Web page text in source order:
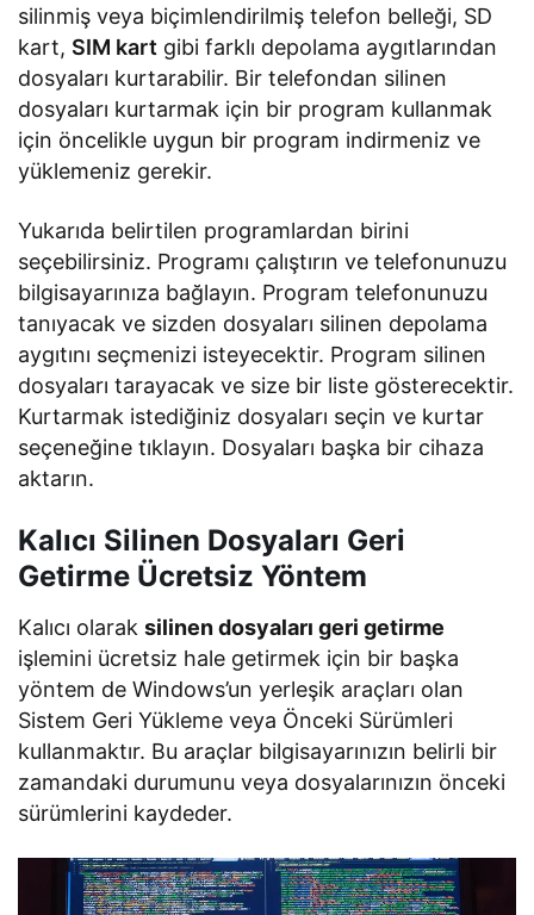
silinmiş veya biçimlendirilmiş telefon belleği, SD
kart, SIM kart gibi farklı depolama aygıtlarından
dosyaları kurtarabilir. Bir telefondan silinen
dosyaları kurtarmak için bir program kullanmak
için öncelikle uygun bir program indirmeniz ve
yüklemeniz gerekir.
Yukarıda belirtilen programlardan birini
seçebilirsiniz. Programı çalıştırın ve telefonunuzu
bilgisayarınıza bağlayın. Program telefonunuzu
tanıyacak ve sizden dosyaları silinen depolama
aygıtını seçmenizi isteyecektir. Program silinen
dosyaları tarayacak ve size bir liste gösterecektir.
Kurtarmak istediğiniz dosyaları seçin ve kurtar
seçeneğine tıklayın. Dosyaları başka bir cihaza
aktarın.
Kalıcı Silinen Dosyaları Geri
Getirme Ücretsiz Yöntem
Kalıcı olaraksilinen dosyaları geri getirme
işlemini ücretsiz hale getirmek için bir başka
yöntem de Windows’un yerleşik araçları olan
Sistem Geri Yükleme veya Önceki Sürümleri
kullanmaktır. Bu araçlar bilgisayarınızın belirli bir
zamandaki durumunu veya dosyalarınızın önceki
sürümlerini kaydeder.